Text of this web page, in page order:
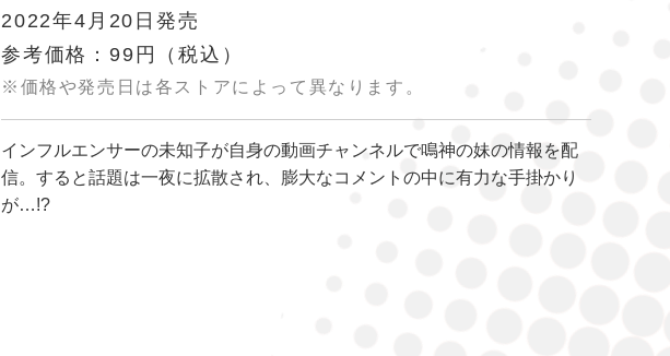
2022年4月20日発売
参考価格：99円
（税込）
※価格や発売日は各ストアによって異なります。
インフルエンサーの未知子が自身の動画チャンネルで鳴神の妹の情報を配
信。すると話題は一夜に拡散され、膨大なコメントの中に有力な手掛かり
が…!?